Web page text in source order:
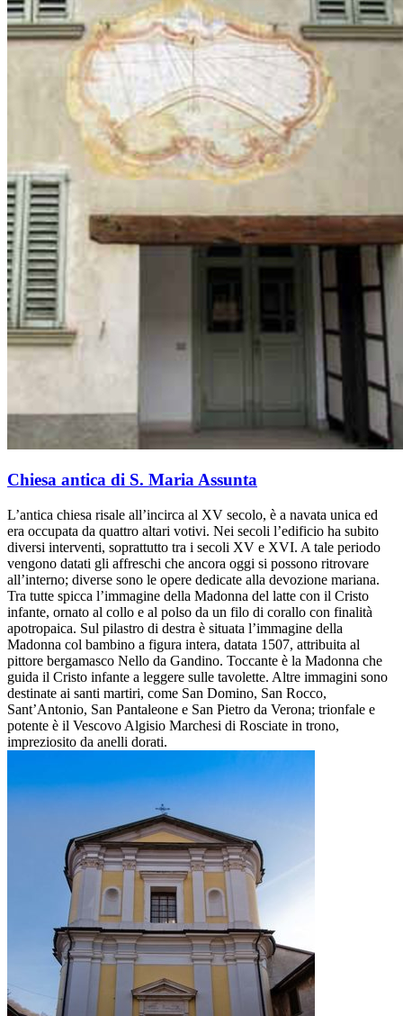
Chiesa antica di S. Maria Assunta
L’antica chiesa risale all’incirca al XV secolo, è a navata unica ed
era occupata da quattro altari votivi. Nei secoli l’edificio ha subito
diversi interventi, soprattutto tra i secoli XV e XVI. A tale periodo
vengono datati gli affreschi che ancora oggi si possono ritrovare
all’interno; diverse sono le opere dedicate alla devozione mariana.
Tra tutte spicca l’immagine della Madonna del latte con il Cristo
infante, ornato al collo e al polso da un filo di corallo con finalità
apotropaica. Sul pilastro di destra è situata l’immagine della
Madonna col bambino a figura intera, datata 1507, attribuita al
pittore bergamasco Nello da Gandino. Toccante è la Madonna che
guida il Cristo infante a leggere sulle tavolette. Altre immagini sono
destinate ai santi martiri, come San Domino, San Rocco,
Sant’Antonio, San Pantaleone e San Pietro da Verona; trionfale e
potente è il Vescovo Algisio Marchesi di Rosciate in trono,
impreziosito da anelli dorati.